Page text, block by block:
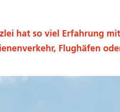
hat so viel Erfahrung
Flughäfen